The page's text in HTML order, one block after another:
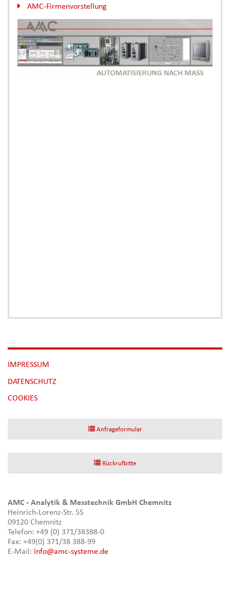
AMC-Firmenvorstellung
NAVIGATION
ÜBERSPRINGEN
IMPRESSUM
DATENSCHUTZ
[NBSP]
COOKIES
Anfrageformular
Rückrufbitte
AMC - Analytik & Messtechnik GmbH Chemnitz
Heinrich-Lorenz-Str. 55
09120 Chemnitz
Telefon: +49 (0) 371/38388-0
Fax: +49(0) 371/38 388-99
E-Mail: info@amc-systeme.de